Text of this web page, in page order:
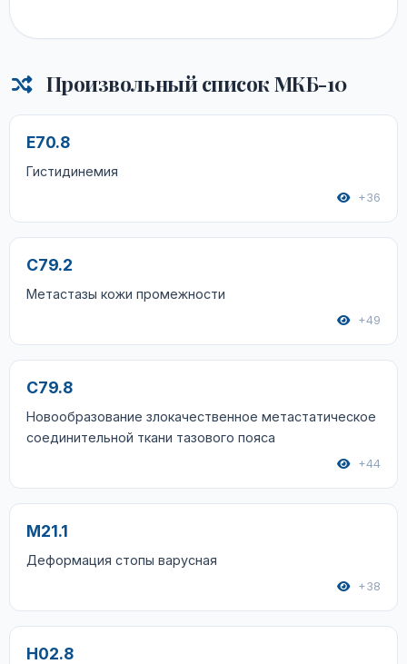
Произвольный список МКБ-10
E70.8
Гистидинемия
+36
C79.2
Метастазы кожи промежности
+49
C79.8
Новообразование злокачественное метастатическое
соединительной ткани тазового пояса
+44
M21.1
Деформация стопы варусная
+38
H02.8